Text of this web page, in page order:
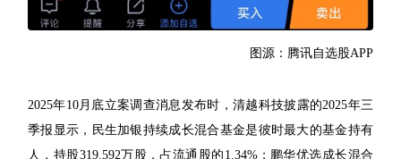
图源：腾讯自选股APP
2025年10月底立案调查消息发布时，清越科技披露的2025年三
季报显示，民生加银持续成长混合基金是彼时最大的基金持有
人，持股319.592万股，占流通股的1.34%；鹏华优选成长混合